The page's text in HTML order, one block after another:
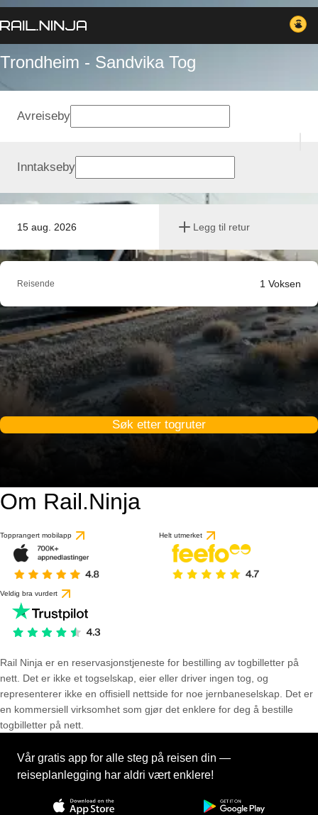
Trondheim - Sandvika Tog
15 aug. 2026 Legg til retur
Avreiseby
Inntakseby
Reisende 1 Voksen
Søk etter togruter
Om Rail.Ninja
Topprangert mobilapp Helt utmerket
Veldig bra vurdert
Rail Ninja er en reservasjons­tjeneste for bestilling av togbilletter på
nett. Det er ikke et togselskap, eier eller driver ingen tog, og
representerer ikke en offisiell nettside for noe jernbaneselskap. Det er
en kommersiell virksomhet som gjør det enklere for deg å bestille
togbilletter på nett.
Vår gratis app for alle steg på reisen din —
reiseplanlegging har aldri vært enklere!